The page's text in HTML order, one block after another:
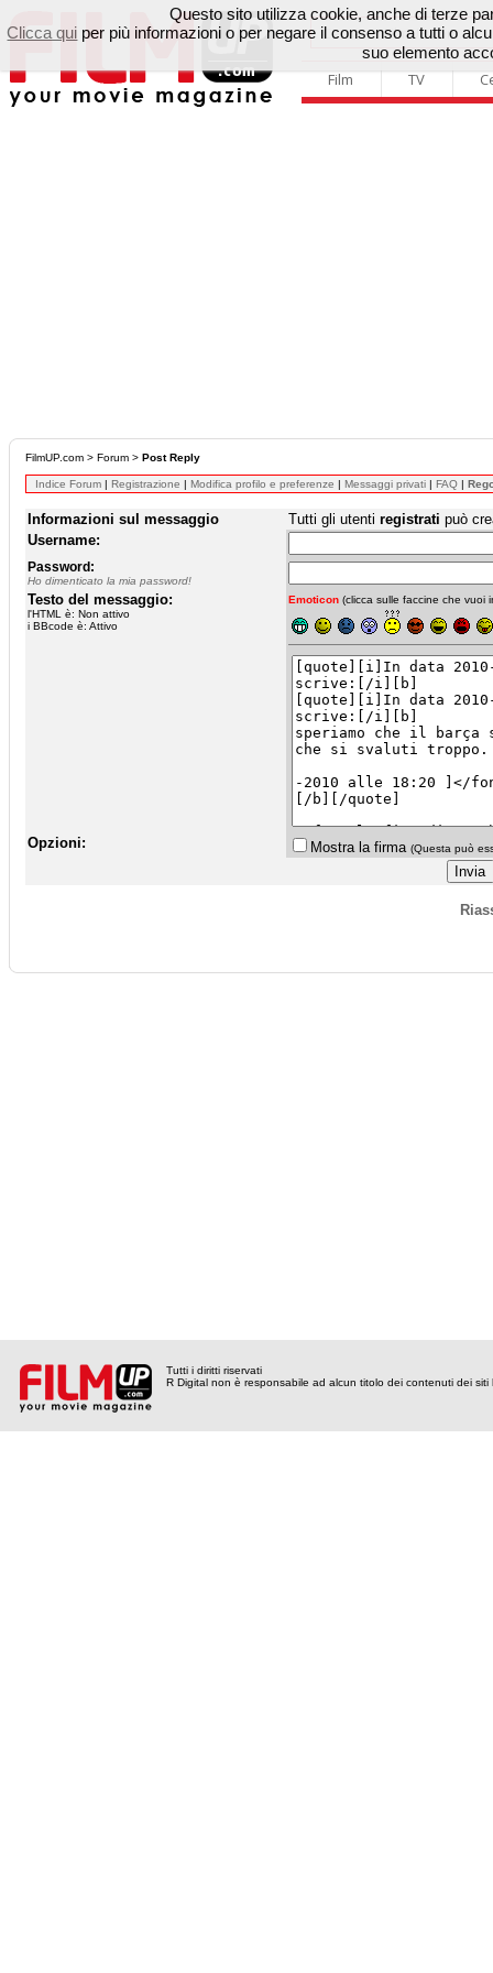
Film TV
FilmUP.com > Forum > Post Reply
Indice Forum | Registrazione | Modifica profilo e preferenze | Messaggi privati | FAQ |
Informazioni sul messaggio Tutti gli utenti registrati può
Username:
Password:
Ho dimenticato la mia password!
Testo del messaggio:
l'HTML è: Non attivo
i BBcode è: Attivo
Emoticon (clicca sulle faccine che vuoi
Opzioni: Mostra la firma (Questa può
Tutti i diritti riservati
R Digital non è responsabile ad alcun titolo dei contenuti dei siti
Questo sito utilizza cookie, anche di terze
Clicca qui per più informazioni o per negare il consenso a tutti o
suo elemento